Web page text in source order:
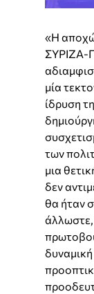
«H
ΣΥΡΙΖΑ-
μία
ίδρυση
των
μια
δεν
θα ήταν
άλλωστε,